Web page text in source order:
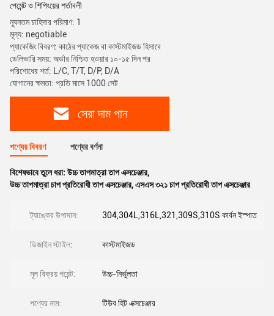
পেমেন্ট ও শিপিংয়ের শর্তাবলী
ন্যূনতম চাহিদার পরিমাণ: 1
মূল্য: negotiable
প্যাকেজিং বিবরণ: কাঠের প্যাকেজ বা কাস্টমাইজড হিসাবে
ডেলিভারি সময়: অর্ডার নিশ্চিত হওয়ার ১০-১৫ দিন পর
পরিশোধের শর্ত: L/C, T/T, D/P, D/A
যোগানের ক্ষমতা: প্রতি মাসে 1000 সেট
সেরা দাম পান
পণ্যের বিবরণ পণ্যের বর্ণনা
বিশেষভাবে তুলে ধরা: উচ্চ তাপমাত্রা তাপ এক্সচেঞ্জার,
উচ্চ তাপমাত্রা চাপ প্রতিরোধী তাপ এক্সচেঞ্জার,এসএস ৩২১ চাপ প্রতিরোধী তাপ এক্সচেঞ্জার
ট্যাঙ্কের উপাদান: 304,304L,316L,321,309S,310S কার্বন ইস্পাত
ডিজাইন স্টাইল: কাস্টমাইজড
মূল বিক্রয় পয়েন্ট: উচ্চ-নির্ভুলতা
পণ্যের নাম: টিউব হিট এক্সচেঞ্জার